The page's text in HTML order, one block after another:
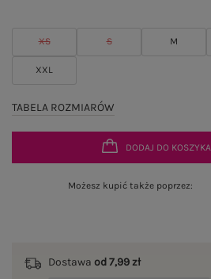
XS S M
XXL
TABELA ROZMIARÓW
DODAJ DO KOSZYKA
Możesz kupić także poprzez:
Dostawa od 7,99 zł